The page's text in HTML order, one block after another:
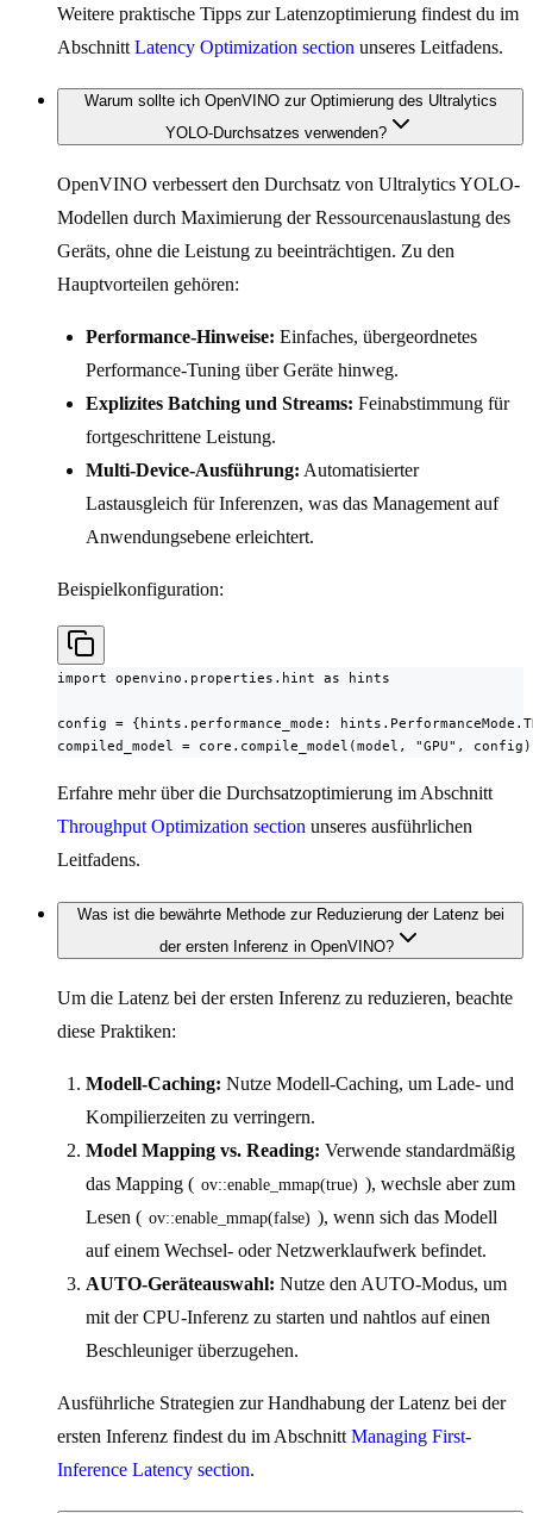
Weitere praktische Tipps zur Latenzoptimierung findest du im
Abschnitt Latency Optimization section unseres Leitfadens.
Warum sollte ich OpenVINO zur Optimierung des Ultralytics
YOLO-Durchsatzes verwenden?
OpenVINO verbessert den Durchsatz von Ultralytics YOLO-
Modellen durch Maximierung der Ressourcenauslastung des
Geräts, ohne die Leistung zu beeinträchtigen. Zu den
Hauptvorteilen gehören:
Performance-Hinweise: Einfaches, übergeordnetes
Performance-Tuning über Geräte hinweg.
Explizites Batching und Streams: Feinabstimmung für
fortgeschrittene Leistung.
Multi-Device-Ausführung: Automatisierter
Lastausgleich für Inferenzen, was das Management auf
Anwendungsebene erleichtert.
Beispielkonfiguration:
import openvino.properties.hint as hints
config = {hints.performance_mode:
compiled_model = core.compile_model(model, "GPU", config)
Erfahre mehr über die Durchsatzoptimierung im Abschnitt
Throughput Optimization section unseres ausführlichen
Leitfadens.
Was ist die bewährte Methode zur Reduzierung der Latenz bei
der ersten Inferenz in OpenVINO?
Um die Latenz bei der ersten Inferenz zu reduzieren, beachte
diese Praktiken:
Modell-Caching: Nutze Modell-Caching, um Lade- und
Kompilierzeiten zu verringern.
Model Mapping vs. Reading: Verwende standardmäßig
das Mapping ( ov::enable_mmap(true) ), wechsle aber zum
Lesen ( ov::enable_mmap(false) ), wenn sich das Modell
auf einem Wechsel- oder Netzwerklaufwerk befindet.
AUTO-Geräteauswahl: Nutze den AUTO-Modus, um
mit der CPU-Inferenz zu starten und nahtlos auf einen
Beschleuniger überzugehen.
Ausführliche Strategien zur Handhabung der Latenz bei der
ersten Inferenz findest du im Abschnitt Managing First-
Inference Latency section.